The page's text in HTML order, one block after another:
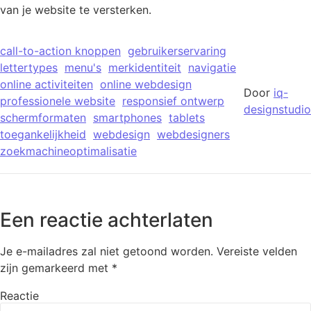
van je website te versterken.
call-to-action knoppen gebruikerservaring
lettertypes menu's merkidentiteit navigatie
online activiteiten online webdesign
professionele website responsief ontwerp
schermformaten smartphones tablets
toegankelijkheid webdesign webdesigners
zoekmachineoptimalisatie
Door iq-
designstudio
Een reactie achterlaten
Je e-mailadres zal niet getoond worden. Vereiste velden
zijn gemarkeerd met *
Reactie